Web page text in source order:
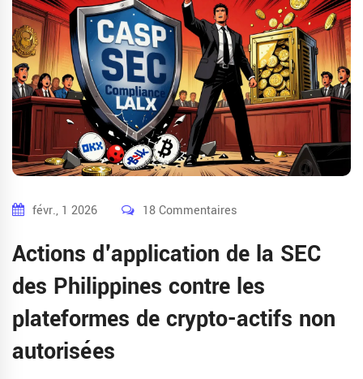
févr., 1 2026 18 Commentaires
Actions d'application de la SEC
des Philippines contre les
plateformes de crypto-actifs non
autorisées